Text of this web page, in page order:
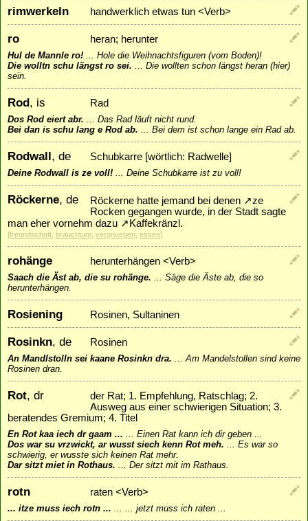
rimwerkeln handwerklich etwas tun <Verb>
ro heran; herunter
Hul de Mannle ro! ... Hole die Weihnachtsfiguren (vom Boden)!
Die wolltn schu längst ro sei. ... Die wollten schon längst heran (hier)
sein.
Rod, is Rad
Dos Rod eiert abr. ... Das Rad läuft nicht rund.
Bei dan is schu lang e Rod ab. ... Bei dem ist schon lange ein Rad ab.
Rodwall, de Schubkarre [wörtlich: Radwelle]
Deine Rodwall is ze voll! ... Deine Schubkarre ist zu voll!
Röckerne, de Röckerne hatte jemand bei denen ↗ze
Rocken gegangen wurde, in der Stadt sagte
man eher vornehm dazu ↗ Kaffekränzl .
[freundschaft brauchtum vergnuegen essen]
rohänge herunterhängen <Verb>
Saach die Äst ab, die su rohänge. ... Säge die Äste ab, die so
herunterhängen.
Rosiening Rosinen, Sultaninen
Rosinkn, de Rosinen
An Mandlstolln sei kaane Rosinkn dra. ...Am Mandelstollen sind keine
Rosinen dran.
Rot, dr
der Rat; 1. Empfehlung, Ratschlag; 2.
Ausweg aus einer schwierigen Situation; 3.
beratendes Gremium; 4. Titel
En Rot kaa iech dr gaam ... ... Einen Rat kann ich dir geben ...
Dos war su vrzwickt, ar wusst siech kenn Rot meh. ... Es war so
schwierig, er wusste sich keinen Rat mehr.
Dar sitzt miet in Rothaus. ... Der sitzt mit im Rathaus.
rotn raten <Verb>
... itze muss iech rotn ... ... ... jetzt muss ich raten ...